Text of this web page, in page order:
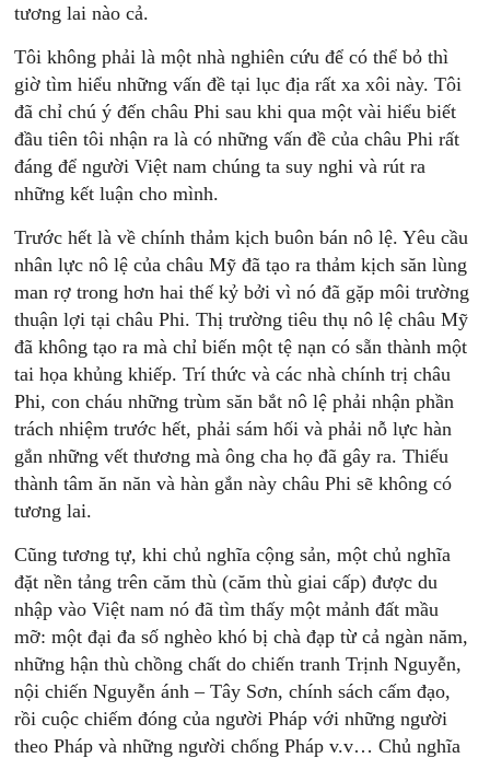
tương lai nào cả.
Tôi không phải là một nhà nghiên cứu để có thể bỏ thì
giờ tìm hiểu những vấn đề tại lục địa rất xa xôi này. Tôi
đã chỉ chú ý đến châu Phi sau khi qua một vài hiểu biết
đầu tiên tôi nhận ra là có những vấn đề của châu Phi rất
đáng để người Việt nam chúng ta suy nghi và rút ra
những kết luận cho mình.
Trước hết là về chính thảm kịch buôn bán nô lệ. Yêu cầu
nhân lực nô lệ của châu Mỹ đã tạo ra thảm kịch săn lùng
man rợ trong hơn hai thế kỷ bởi vì nó đã gặp môi trường
thuận lợi tại châu Phi. Thị trường tiêu thụ nô lệ châu Mỹ
đã không tạo ra mà chỉ biến một tệ nạn có sẵn thành một
tai họa khủng khiếp. Trí thức và các nhà chính trị châu
Phi, con cháu những trùm săn bắt nô lệ phải nhận phần
trách nhiệm trước hết, phải sám hối và phải nỗ lực hàn
gắn những vết thương mà ông cha họ đã gây ra. Thiếu
thành tâm ăn năn và hàn gắn này châu Phi sẽ không có
tương lai.
Cũng tương tự, khi chủ nghĩa cộng sản, một chủ nghĩa
đặt nền tảng trên căm thù (căm thù giai cấp) được du
nhập vào Việt nam nó đã tìm thấy một mảnh đất mầu
mỡ: một đại đa số nghèo khó bị chà đạp từ cả ngàn năm,
những hận thù chồng chất do chiến tranh Trịnh Nguyễn,
nội chiến Nguyễn ánh – Tây Sơn, chính sách cấm đạo,
rồi cuộc chiếm đóng của người Pháp với những người
theo Pháp và những người chống Pháp v.v… Chủ nghĩa